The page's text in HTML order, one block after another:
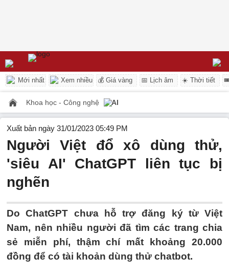
Mới nhất Xem nhiều 💰 Giá vàng 📅 Lịch âm ☀️ Thời tiết
Khoa học - Công nghệ AI
Xuất bản ngày 31/01/2023 05:49 PM
Người Việt đổ xô dùng thử,
'siêu AI' ChatGPT liên tục bị
nghẽn
Do ChatGPT chưa hỗ trợ đăng ký từ Việt
Nam, nên nhiều người đã tìm các trang chia
sẻ miễn phí, thậm chí mất khoảng 20.000
đồng để có tài khoản dùng thử chatbot.